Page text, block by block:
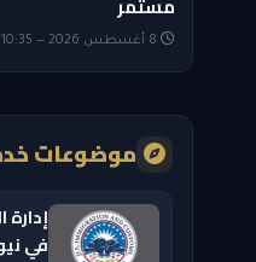
موضوعات
في نيويورك